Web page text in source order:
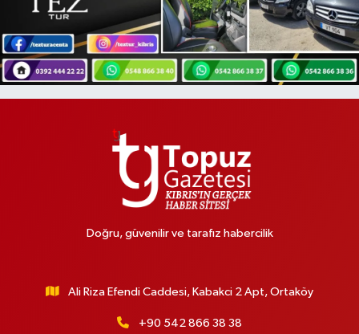
Doğru, güvenilir ve tarafız habercilik
Ali Riza Efendi Caddesi, Kabakci 2 Apt, Ortaköy
+90 542 866 38 38